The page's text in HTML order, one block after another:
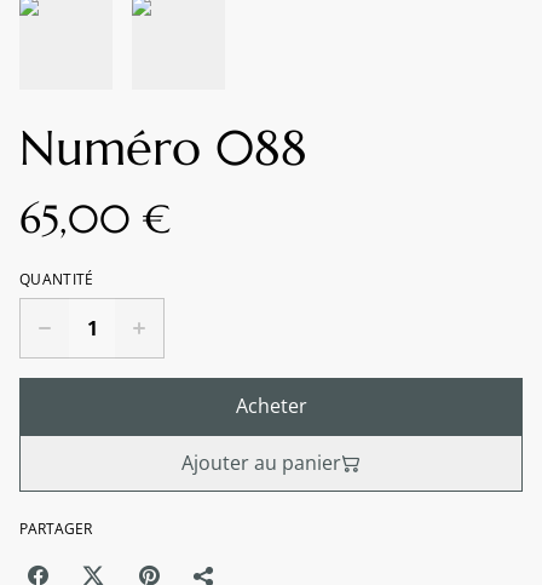
Numéro 088
65,00 €
QUANTITÉ
Acheter
Ajouter au panier
PARTAGER